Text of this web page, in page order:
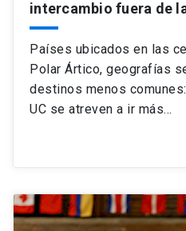
intercambio fuera de
Países ubicados en las
Polar Ártico, geografías
destinos menos
UC se atreven a ir más…